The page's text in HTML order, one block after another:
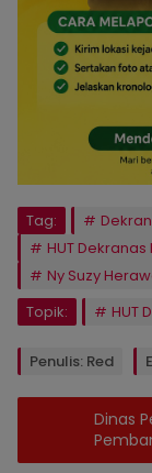
Tag:
HUT
Ny Suzy
Topik:
HUT
Penulis: Red
Dinas
2026